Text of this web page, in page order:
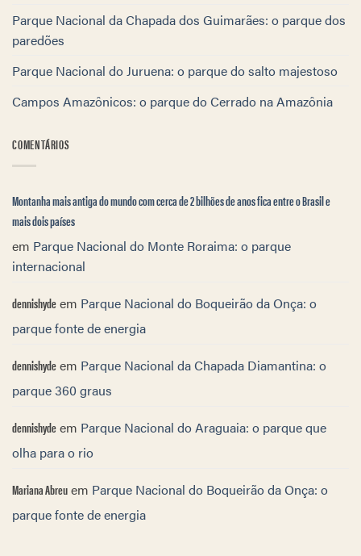
Parque Nacional da Chapada dos Guimarães: o parque dos
paredões
Parque Nacional do Juruena: o parque do salto majestoso
Campos Amazônicos: o parque do Cerrado na Amazônia
COMENTÁRIOS
Montanha mais antiga do mundo com cerca de 2 bilhões de anos fica entre o Brasil e
mais dois países
em Parque Nacional do Monte Roraima: o parque
internacional
dennishydeem Parque Nacional do Boqueirão da Onça: o
parque fonte de energia
dennishydeem Parque Nacional da Chapada Diamantina: o
parque 360 graus
dennishydeem Parque Nacional do Araguaia: o parque que
olha para o rio
Mariana Abreuem Parque Nacional do Boqueirão da Onça: o
parque fonte de energia